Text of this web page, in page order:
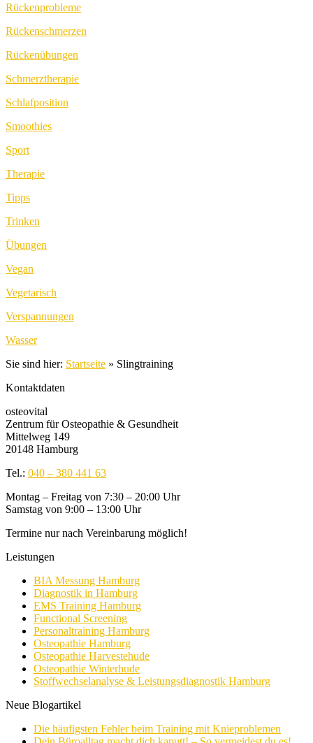
Rückenprobleme
Rückenschmerzen
Rückenübungen
Schmerztherapie
Schlafposition
Smoothies
Sport
Therapie
Tipps
Trinken
Übungen
Vegan
Vegetarisch
Verspannungen
Wasser
Sie sind hier: Startseite » Slingtraining
Kontaktdaten
osteovital
Zentrum für Osteopathie & Gesundheit
Mittelweg 149
20148 Hamburg
Tel.: 040 – 380 441 63
Montag – Freitag von 7:30 – 20:00 Uhr
Samstag von 9:00 – 13:00 Uhr
Termine nur nach Vereinbarung möglich!
Leistungen
BIA Messung Hamburg
Diagnostik in Hamburg
EMS Training Hamburg
Functional Screening
Personaltraining Hamburg
Osteopathie Hamburg
Osteopathie Harvestehude
Osteopathie Winterhude
Stoffwechselanalyse & Leistungsdiagnostik Hamburg
Neue Blogartikel
Die häufigsten Fehler beim Training mit Knieproblemen